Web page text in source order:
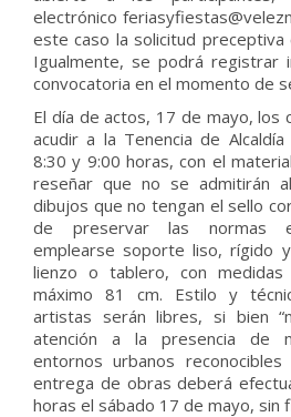
electrónico
este caso la solicitud preceptiva
Igualmente, se podrá registrar
convocatoria en el momento de
El día de actos, 17 de mayo, los
acudir a la Tenencia de
8:30 y 9:00 horas, con el
reseñar que no se admitirán
dibujos que no tengan el sello
de preservar las normas
emplearse soporte liso, rígido
lienzo o tablero, con
máximo 81 cm. Estilo y
artistas serán libres, si bien
atención a la presencia de
entornos urbanos reconocibles
entrega de obras deberá
horas el sábado 17 de mayo, sin